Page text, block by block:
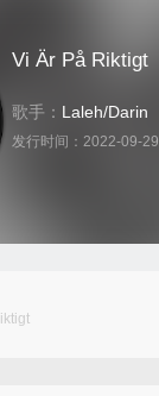
Vi Är På Riktigt
歌手： Laleh/Darin
发行时间： 2022-09-29